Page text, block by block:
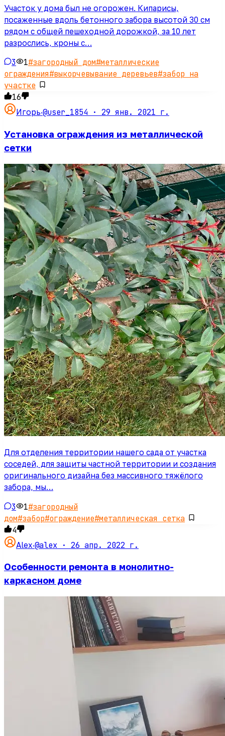
Участок у дома был не огорожен. Кипарисы,
посаженные вдоль бетонного забора высотой 30 см
рядом с общей пешеходной дорожкой, за 10 лет
разрослись, кроны с…
3 1#загородный дом#металлические
ограждения#выкорчевывание деревьев#забор на
участке
16
Игорь·@user_1854 · 29 янв. 2021 г.
Установка ограждения из металлической
сетки
Для отделения территории нашего сада от участка
соседей, для защиты частной территории и создания
оригинального дизайна без массивного тяжёлого
забора, мы…
3 1#загородный
дом#забор#ограждение#металлическая сетка
4
Alex·@alex · 26 апр. 2022 г.
Особенности ремонта в монолитно-
каркасном доме